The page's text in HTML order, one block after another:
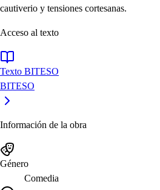
cautiverio y tensiones cortesanas.
Acceso al texto
Texto BITESO
BITESO
Información de la obra
Género
Comedia